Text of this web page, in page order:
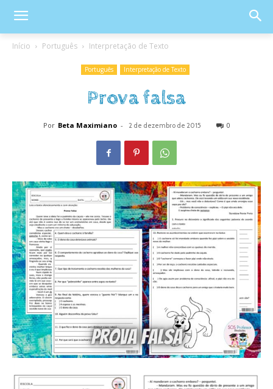
Início Português Interpretação de Texto
Português Interpretação de Texto
Prova falsa
Por Beta Maximiano - 2 de dezembro de 2015 0